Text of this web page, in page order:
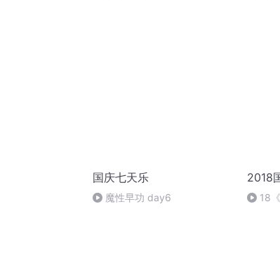
国庆七天乐
魔性早功 day6
2018
18